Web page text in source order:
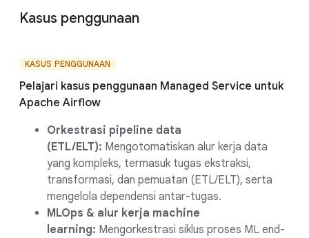
Kasus penggunaan
KASUS PENGGUNAAN
Pelajari kasus penggunaan Managed Service untuk
Apache Airflow
Orkestrasi pipeline data
(ETL/ELT): Mengotomatiskan alur kerja data
yang kompleks, termasuk tugas ekstraksi,
transformasi, dan pemuatan (ETL/ELT), serta
mengelola dependensi antar-tugas.
MLOps & alur kerja machine
learning: Mengorkestrasi siklus proses ML end-